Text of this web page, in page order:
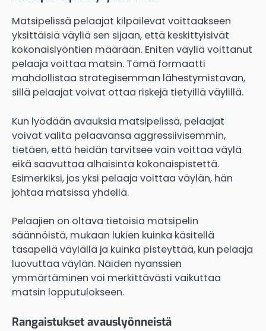
Matsipelissä pelaajat kilpailevat voittaakseen
yksittäisiä väyliä sen sijaan, että keskittyisivät
kokonaislyöntien määrään. Eniten väyliä voittanut
pelaaja voittaa matsin. Tämä formaatti
mahdollistaa strategisemman lähestymistavan,
sillä pelaajat voivat ottaa riskejä tietyillä väylillä.
Kun lyödään avauksia matsipelissä, pelaajat
voivat valita pelaavansa aggressiivisemmin,
tietäen, että heidän tarvitsee vain voittaa väylä
eikä saavuttaa alhaisinta kokonaispistettä.
Esimerkiksi, jos yksi pelaaja voittaa väylän, hän
johtaa matsissa yhdellä.
Pelaajien on oltava tietoisia matsipelin
säännöistä, mukaan lukien kuinka käsitellä
tasapeliä väylällä ja kuinka pisteyttää, kun pelaaja
luovuttaa väylän. Näiden nyanssien
ymmärtäminen voi merkittävästi vaikuttaa
matsin lopputulokseen.
Rangaistukset avauslyönneistä